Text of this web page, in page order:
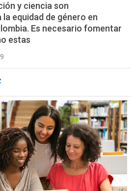
y ciencia son
equidad de género en
Es necesario fomentar
estas